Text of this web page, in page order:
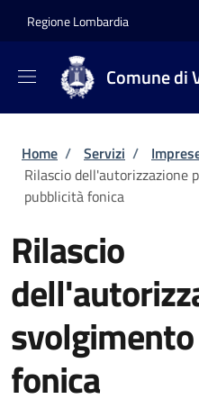
Regione Lombardia
Comune di
Briciole di
Home / Servizi /
Rilascio dell'autorizzazione
pubblicità fonica
Rilascio
fonica